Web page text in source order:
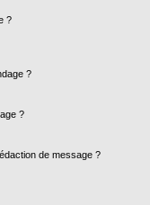
?
?
?
de message ?